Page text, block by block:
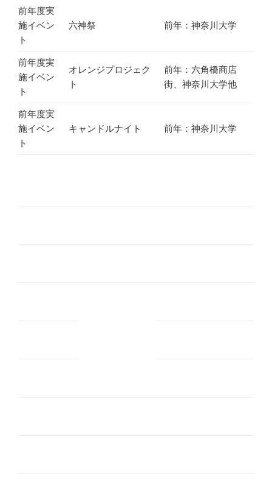
前年度実
施イベン
ト
六神祭 前年：神奈川大学
前年度実
施イベン
ト
オレンジプロジェク
ト
前年：六角橋商店
街、神奈川大学他
前年度実
施イベン
ト
キャンドルナイト 前年：神奈川大学